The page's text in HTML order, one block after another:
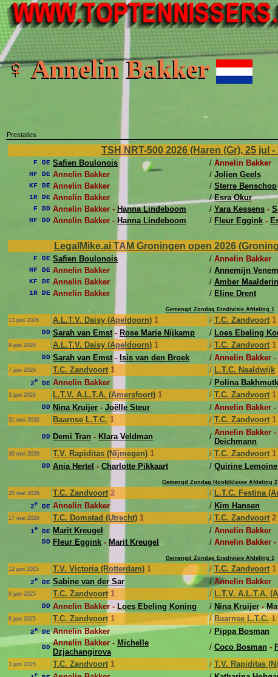
♀ Annelin Bakker
Prestaties
TSH NRT-500 2026 (Haren (Gr), 25 jul -
F DE Safien Boulonois / Annelin Bakker
HF DE Annelin Bakker / Jolien Geels
KF DE Annelin Bakker / Sterre Benschop
1R DE Annelin Bakker / Esra Okur
F DD Annelin Bakker - Hanna Lindeboom / Yara Kessens -
HF DD Annelin Bakker - Hanna Lindeboom / Fleur Eggink -
LegalMike.ai TAM Groningen open 2026
F DE Safien Boulonois / Annelin Bakker
HF DE Annelin Bakker / Annemijn
KF DE Annelin Bakker / Amber
1R DE Annelin Bakker / Eline Drent
Gemengd Zondag Eredivisie Afdeling 1
13 juni 2026
A.L.T.V. Daisy (Apeldoorn) 1 / T.C. Zandvoort 1
DD Sarah van Emst- Rose Marie Nijkamp / Loes Ebeling
9 juni 2026 A.L.T.V. Daisy (Apeldoorn) 1 / T.C. Zandvoort 1
DD Sarah van Emst- Isis van den Broek / Annelin Bakker -
7 juni 2026 T.C. Zandvoort 1 / L.T.C. Naaldwijk
2e DE Annelin Bakker / Polina
3 juni 2026 L.T.V. A.L.T.A. (Amersfoort) 1 / T.C. Zandvoort 1
DD Nina Kruijer - Joëlle Steur / Annelin Bakker -
31 mei 2026 Baarnse L.T.C. 1 / T.C. Zandvoort 1
DD Demi Tran - Klara Veldman / Annelin Bakker -
Deichmann
30 mei 2026 T.V. Rapiditas (Nijmegen) 1 / T.C. Zandvoort 1
DD Ania Hertel - Charlotte Pikkaart / Quirine Lemoine
Gemengd Zondag Hoofdklasse Afdeling 2
25 mei 2026
T.C. Zandvoort 2 / L.T.C. Festina
2e DE Annelin Bakker / Kim Hansen
17 mei 2026 T.C. Domstad (Utrecht) 1 / T.C. Zandvoort 2
1e DE Marit Kreugel / Annelin Bakker
DD Fleur Eggink - Marit Kreugel / Annelin Bakker -
Gemengd Zondag Eredivisie Afdeling 1
12 juni 2025
T.V. Victoria (Rotterdam) 1 / T.C. Zandvoort 1
2e DE Sabine van der Sar / Annelin Bakker
9 juni 2025 T.C. Zandvoort 1 / L.T.V. A.L.T.A.
DD Annelin Bakker - Loes Ebeling Koning / Nina Kruijer -
8 juni 2025 T.C. Zandvoort 1 / Baarnse L.T.C.1
2eDE Annelin Bakker / Pippa Bosman
DD Annelin Bakker - Michelle
Dzjachangirova
/ Coco Bosman -
3 juni 2025 T.C. Zandvoort 1 / T.V. Rapiditas
e